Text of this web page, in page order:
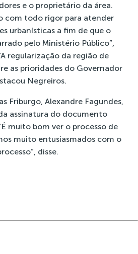
e o proprietário da área.
com todo rigor para atender
urbanísticas a fim de que o
pelo Ministério Público”,
regularização da região de
as prioridades do Governador
Negreiros.
Friburgo, Alexandre Fagundes,
assinatura do documento
muito bom ver o processo de
muito entusiasmados com o
disse.